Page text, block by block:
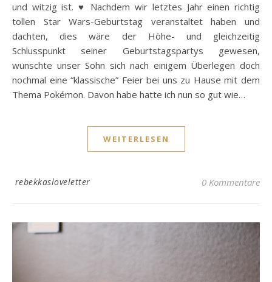
und witzig ist. ♥ Nachdem wir letztes Jahr einen richtig
tollen Star Wars-Geburtstag veranstaltet haben und
dachten, dies wäre der Höhe- und gleichzeitig
Schlusspunkt seiner Geburtstagspartys gewesen,
wünschte unser Sohn sich nach einigem Überlegen doch
nochmal eine “klassische” Feier bei uns zu Hause mit dem
Thema Pokémon. Davon habe hatte ich nun so gut wie…
WEITERLESEN
rebekkasloveletter 0 Kommentare